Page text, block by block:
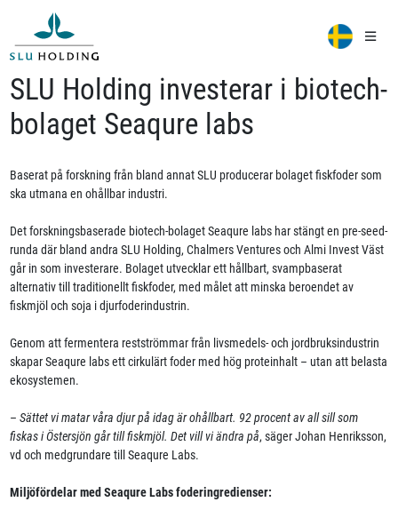
SLU Holding investerar i biotech-
bolaget Seaqure labs
Baserat på forskning från bland annat SLU producerar bolaget fiskfoder som
ska utmana en ohållbar industri.
Det forskningsbaserade biotech-bolaget Seaqure labs har stängt en pre-seed-
runda där bland andra SLU Holding, Chalmers Ventures och Almi Invest Väst
går in som investerare. Bolaget utvecklar ett hållbart, svampbaserat
alternativ till traditionellt fiskfoder, med målet att minska beroendet av
fiskmjöl och soja i djurfoderindustrin.
Genom att fermentera restströmmar från livsmedels- och jordbruksindustrin
skapar Seaqure labs ett cirkulärt foder med hög proteinhalt – utan att belasta
ekosystemen.
–Sättet vi matar våra djur på idag är ohållbart. 92 procent av all sill som
fiskas i Östersjön går till fiskmjöl. Det vill vi ändra på, säger Johan Henriksson,
vd och medgrundare till Seaqure Labs.
Miljöfördelar med Seaqure Labs foderingredienser: